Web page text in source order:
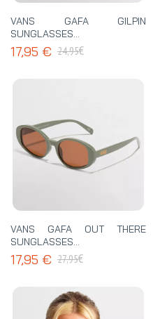
VANS GAFA GILPIN
SUNGLASSES -
VN000T0B1RE
17,95 € 24,95€
VANS GAFA OUT THERE
SUNGLASSES -
VN000ND7ZBF
17,95 € 27,95€